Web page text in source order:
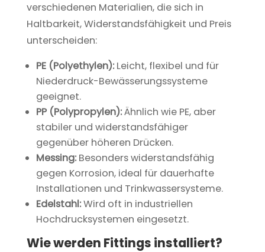
verschiedenen Materialien, die sich in
Haltbarkeit, Widerstandsfähigkeit und Preis
unterscheiden:
PE (Polyethylen):Leicht, flexibel und für
Niederdruck-Bewässerungssysteme
geeignet.
PP (Polypropylen):Ähnlich wie PE, aber
stabiler und widerstandsfähiger
gegenüber höheren Drücken.
Messing:Besonders widerstandsfähig
gegen Korrosion, ideal für dauerhafte
Installationen und Trinkwassersysteme.
Edelstahl:Wird oft in industriellen
Hochdrucksystemen eingesetzt.
Wie werden Fittings installiert?